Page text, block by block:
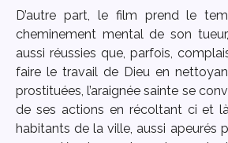
D’autre part, le film prend le
cheminement mental de son
aussi réussies que, parfois,
faire le travail de Dieu en
prostituées, l’araignée sainte se
de ses actions en récoltant ci et
habitants de la ville, aussi apeurés